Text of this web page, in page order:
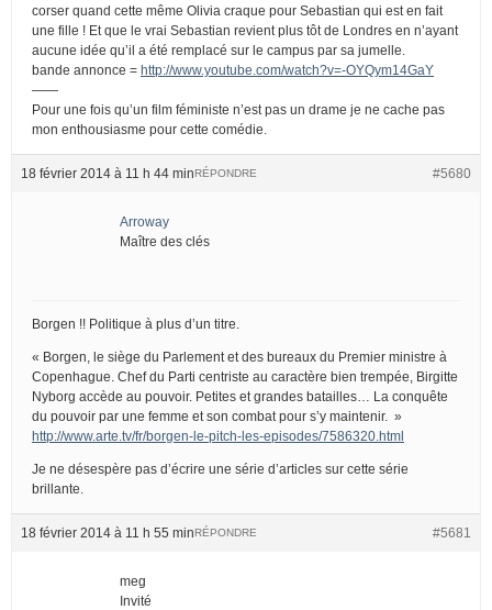
corser quand cette même Olivia craque pour Sebastian qui est en fait
une fille ! Et que le vrai Sebastian revient plus tôt de Londres en n’ayant
aucune idée qu’il a été remplacé sur le campus par sa jumelle.
bande annonce = http://www.youtube.com/watch?v=-OYQym14GaY
——
Pour une fois qu’un film féministe n’est pas un drame je ne cache pas
mon enthousiasme pour cette comédie.
18 février 2014 à 11 h 44 min #5680
RÉPONDRE
Arroway
Maître des clés
Borgen !! Politique à plus d’un titre.
« Borgen, le siège du Parlement et des bureaux du Premier ministre à
Copenhague. Chef du Parti centriste au caractère bien trempée, Birgitte
Nyborg accède au pouvoir. Petites et grandes batailles… La conquête
du pouvoir par une femme et son combat pour s’y maintenir. »
http://www.arte.tv/fr/borgen-le-pitch-les-episodes/7586320.html
Je ne désespère pas d’écrire une série d’articles sur cette série
brillante.
18 février 2014 à 11 h 55 min #5681
RÉPONDRE
meg
Invité